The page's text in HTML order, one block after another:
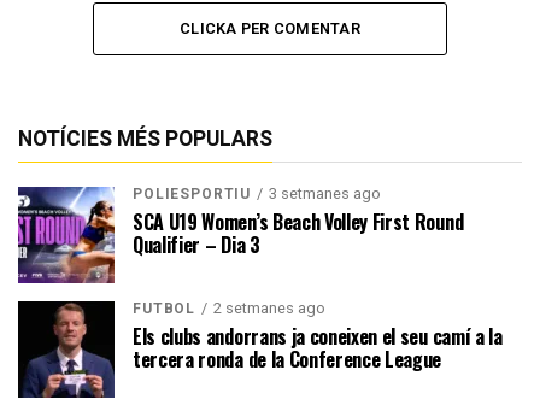
CLICKA PER COMENTAR
NOTÍCIES MÉS POPULARS
POLIESPORTIU 3 setmanes ago
SCA U19 Women’s Beach Volley First Round
Qualifier – Dia 3
FUTBOL 2 setmanes ago
Els clubs andorrans ja coneixen el seu camí a la
tercera ronda de la Conference League